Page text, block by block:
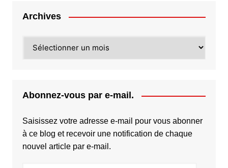
Archives
Abonnez-vous par e-mail.
Saisissez votre adresse e-mail pour vous abonner
à ce blog et recevoir une notification de chaque
nouvel article par e-mail.